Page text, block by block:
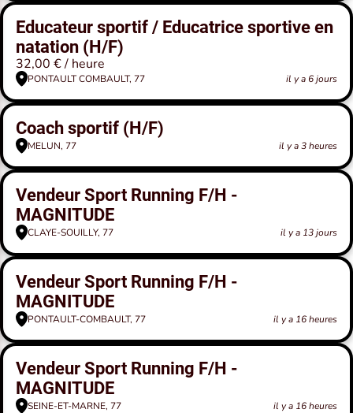
Educateur sportif / Educatrice sportive en
natation (H/F)
32,00 € / heure
PONTAULT COMBAULT, 77 il y a 6 jours
Coach sportif (H/F)
MELUN, 77 il y a 3 heures
Vendeur Sport Running F/H -
MAGNITUDE
CLAYE-SOUILLY, 77 il y a 13 jours
Vendeur Sport Running F/H -
MAGNITUDE
PONTAULT-COMBAULT, 77 il y a 16 heures
Vendeur Sport Running F/H -
MAGNITUDE
SEINE-ET-MARNE, 77 il y a 16 heures